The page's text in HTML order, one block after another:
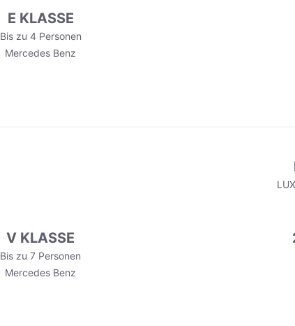
E KLASSE
Bis zu 4 Personen
Mercedes Benz
V KLASSE
Bis zu 7 Personen
Mercedes Benz